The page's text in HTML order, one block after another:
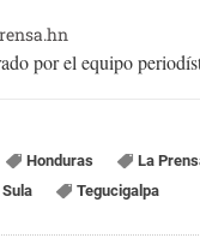
por el equipo
Honduras La
Tegucigalpa